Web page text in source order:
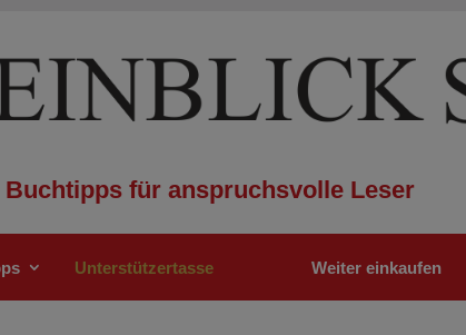
für anspruchsvolle Leser
Unterstützertasse Weiter einkaufen